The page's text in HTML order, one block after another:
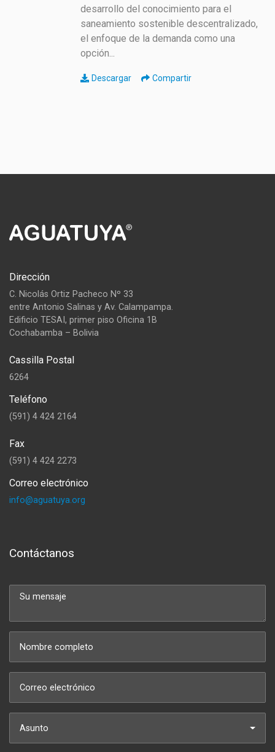
desarrollo del conocimiento para el
saneamiento sostenible descentralizado,
el enfoque de la demanda como una
opción...
Descargar Compartir
Dirección
C. Nicolás Ortiz Pacheco Nº 33
entre Antonio Salinas y Av. Calampampa.
Edificio TESAI, primer piso Oficina 1B
Cochabamba – Bolivia
Cassilla Postal
6264
Teléfono
(591) 4 424 2164
Fax
(591) 4 424 2273
Correo electrónico
info@aguatuya.org
Contáctanos
Asunto